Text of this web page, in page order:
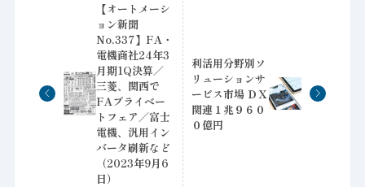
【オートメーシ
ョン新聞
No.337】FA・
電機商社24年3
月期1Q決算／
三菱、関西で
FAプライベー
トフェア／富士
電機、汎用イン
バータ刷新など
（2023年9月6
日）
利活用分野別ソ
リューションサ
ービス市場 ＤＸ
関連１兆９６０
０億円